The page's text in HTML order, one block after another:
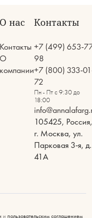
О нас
Контакты
О
компании
Контакты
+7 (499) 653-
98
+7 (800) 333-
72
Пн - Пт с 9:30 до
18:00
105425, Россия,
г. Москва, ул.
Парковая 3-я, д.
41А
и пользовательским соглашением